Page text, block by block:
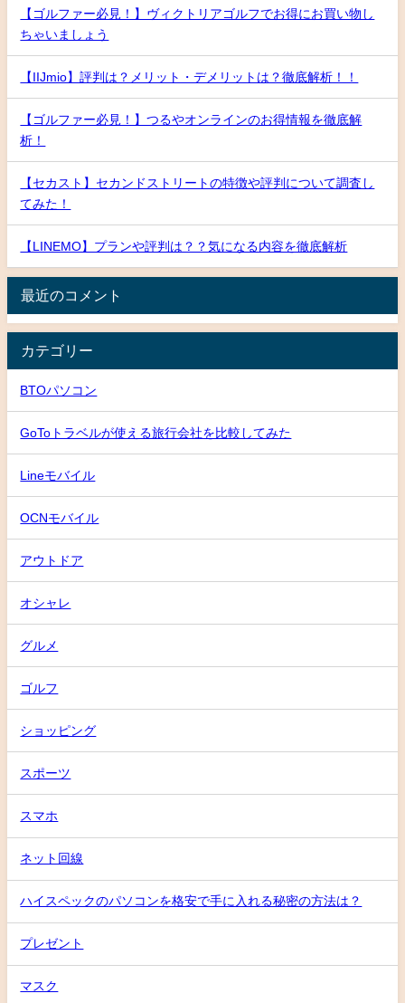
【ゴルファー必見！】ヴィクトリアゴルフでお得にお買い物し
ちゃいましょう
【IIJmio】評判は？メリット・デメリットは？徹底解析！！
【ゴルファー必見！】つるやオンラインのお得情報を徹底解
析！
【セカスト】セカンドストリートの特徴や評判について調査し
てみた！
【LINEMO】プランや評判は？？気になる内容を徹底解析
最近のコメント
カテゴリー
BTOパソコン
GoToトラベルが使える旅行会社を比較してみた
Lineモバイル
OCNモバイル
アウトドア
オシャレ
グルメ
ゴルフ
ショッピング
スポーツ
スマホ
ネット回線
ハイスペックのパソコンを格安で手に入れる秘密の方法は？
プレゼント
マスク